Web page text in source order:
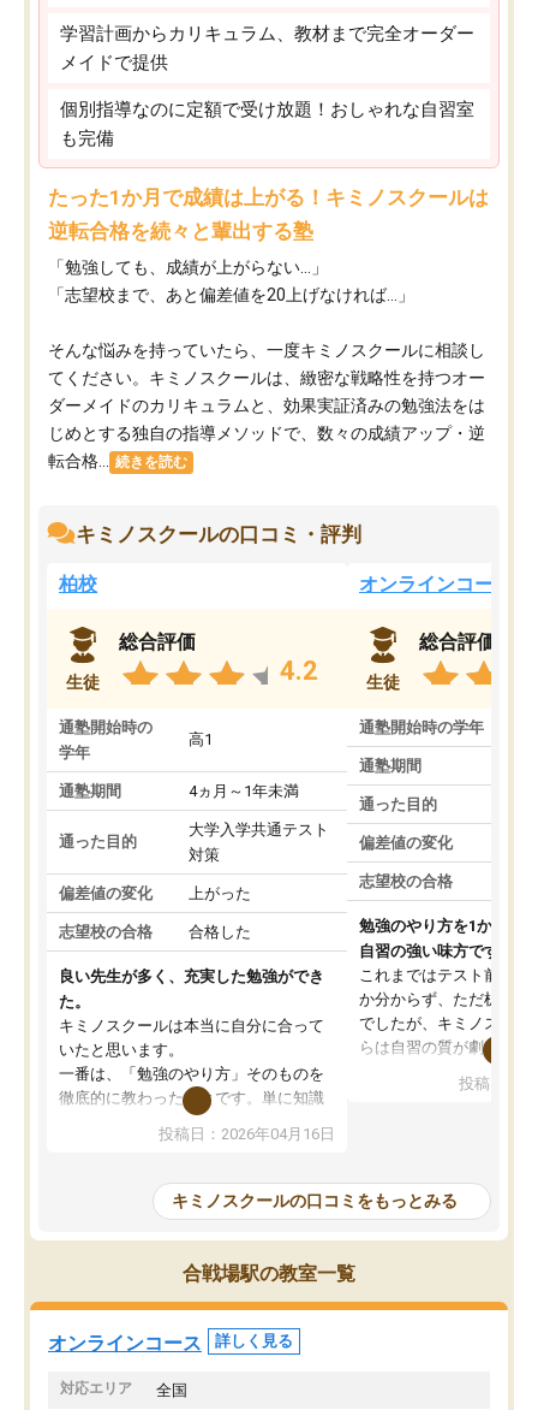
学習計画からカリキュラム、教材まで完全オーダー
メイドで提供
個別指導なのに定額で受け放題！おしゃれな自習室
も完備
たった1か月で成績は上がる！キミノスクールは
逆転合格を続々と輩出する塾
「勉強しても、成績が上がらない…」
「志望校まで、あと偏差値を20上げなければ…」
そんな悩みを持っていたら、一度キミノスクールに相談し
てください。キミノスクールは、緻密な戦略性を持つオー
ダーメイドのカリキュラムと、効果実証済みの勉強法をは
じめとする独自の指導メソッドで、数々の成績アップ・逆
転合格...
続きを読む
キミノスクールの口コミ・評判
柏校
生徒
総合評価
4.2
通塾開始時の
学年
高1
通塾期間 4ヵ月～1年未満
通った目的
大学入学共通テスト
対策
偏差値の変化 上がった
志望校の合格 合格した
良い先生が多く、充実した勉強ができ
た。
キミノスクールは本当に自分に合って
いたと思います。
一番は、「勉強のやり方」そのものを
徹底的に教わったことです。単に知識
を詰め込むのではなく、自学自習の習
慣が身につくよう並走してくれるの
はなくなりました。
講師の方との距離も近く、親身なコー
チングのおかげで、停滞期もモチベー
ションを維持できました。「やらされ
る勉強」から「目標のための勉強」へ
意識が変わったことが、目標校への合
投稿日：2026年04月16日
オンラインコース
生徒
総合評価
通塾開始時の学年
通塾期間
通った目的
偏差値の変化
志望校の合格
勉強のやり方を1から教
自習の強い味方です。
これまではテスト前に何
か分からず、ただ机に座
でしたが、キミノスクー
らは自習の質が劇的に変
を明確にしてくれるの
の仕方をコーチングして
ルなので、家での学習習
身につきました。結果と
た。自分から学ぶ姿勢を
投稿日：
キミノスクールの口コミをもっとみる
合戦場駅の教室一覧
オンラインコース 詳しく見る
対応エリア 全国